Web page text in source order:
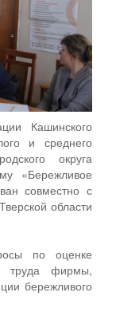
Кашинского
и среднего
округа
«Бережливое
совместно с
области
по оценке
труда фирмы,
бережливого